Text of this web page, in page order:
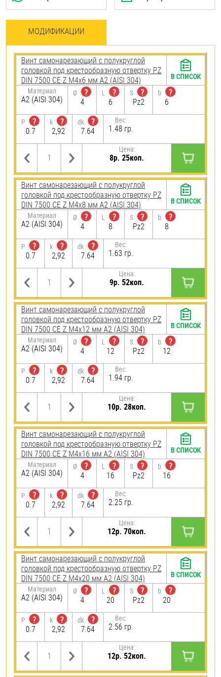
МОДИФИКАЦИИ
Винт самонарезающий c полукруглой
головкой под крестообразную отвертку PZ
DIN 7500 CE Z М4х6 мм А2 (AISI 304)
Материал
А2 (AISI 304)
Ø
?
4
L
?
6
S
?
Pz2
b
?
6
P
?
0.7
k
?
2,92
dk
?
7.64
Вес:
1.48 гр.
Цена:
8р. 25коп.
В СПИСОК
Винт самонарезающий c полукруглой
головкой под крестообразную отвертку PZ
DIN 7500 CE Z М4х8 мм А2 (AISI 304)
Материал
А2 (AISI 304)
Ø
?
4
L
?
8
S
?
Pz2
b
?
8
P
?
0.7
k
?
2,92
dk
?
7.64
Вес:
1.63 гр.
Цена:
9р. 52коп.
В СПИСОК
Винт самонарезающий c полукруглой
головкой под крестообразную отвертку PZ
DIN 7500 CE Z М4х12 мм А2 (AISI 304)
Материал
А2 (AISI 304)
Ø
?
4
L
?
12
S
?
Pz2
b
?
12
P
?
0.7
k
?
2,92
dk
?
7.64
Вес:
1.94 гр.
Цена:
10р. 28коп.
В СПИСОК
Винт самонарезающий c полукруглой
головкой под крестообразную отвертку PZ
DIN 7500 CE Z М4х16 мм А2 (AISI 304)
Материал
А2 (AISI 304)
Ø
?
4
L
?
16
S
?
Pz2
b
?
16
P
?
0.7
k
?
2,92
dk
?
7.64
Вес:
2.25 гр.
Цена:
12р. 70коп.
В СПИСОК
Винт самонарезающий c полукруглой
головкой под крестообразную отвертку PZ
DIN 7500 CE Z М4х20 мм А2 (AISI 304)
Материал
А2 (AISI 304)
Ø
?
4
L
?
20
S
?
Pz2
b
?
20
P
?
0.7
k
?
2,92
dk
?
7.64
Вес:
2.56 гр.
Цена:
12р. 52коп.
В СПИСОК